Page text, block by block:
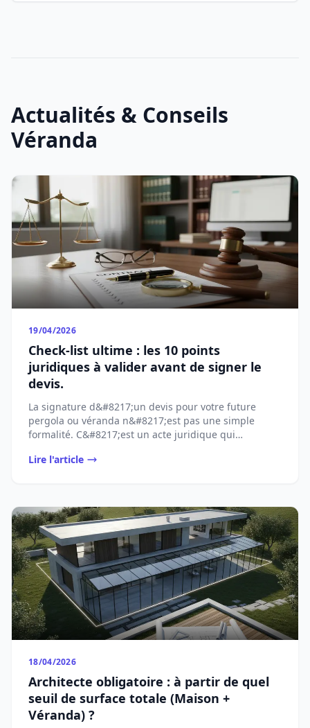
Actualités & Conseils
Véranda
19/04/2026
Check-list ultime : les 10 points
juridiques à valider avant de signer le
devis.
La signature d&#8217;un devis pour votre future
pergola ou véranda n&#8217;est pas une simple
formalité. C&#8217;est un acte juridique qui
Lire l'article
18/04/2026
Architecte obligatoire : à partir de quel
seuil de surface totale (Maison +
Véranda) ?